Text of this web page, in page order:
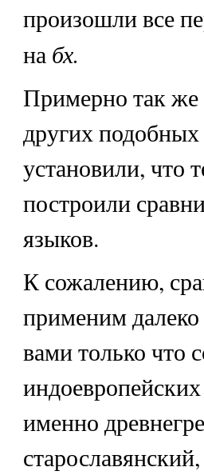
произошли все
на бх.
Примерно так же
других подобных
установили, что
построили
языков.
К сожалению,
применим
вами только что
именно